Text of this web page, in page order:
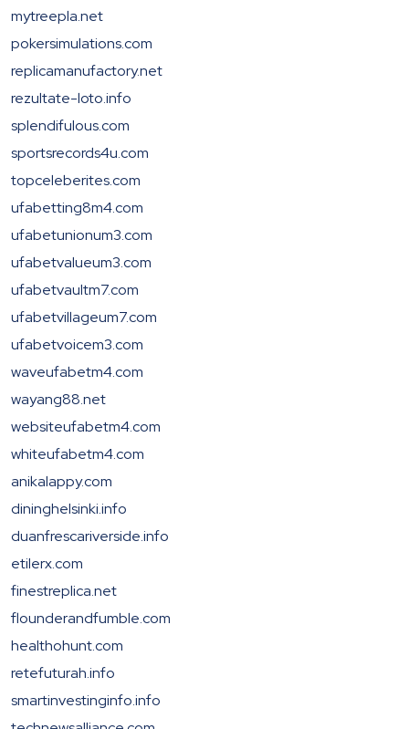
mytreepla.net
pokersimulations.com
replicamanufactory.net
rezultate-loto.info
splendifulous.com
sportsrecords4u.com
topceleberites.com
ufabetting8m4.com
ufabetunionum3.com
ufabetvalueum3.com
ufabetvaultm7.com
ufabetvillageum7.com
ufabetvoicem3.com
waveufabetm4.com
wayang88.net
websiteufabetm4.com
whiteufabetm4.com
anikalappy.com
dininghelsinki.info
duanfrescariverside.info
etilerx.com
finestreplica.net
flounderandfumble.com
healthohunt.com
retefuturah.info
smartinvestinginfo.info